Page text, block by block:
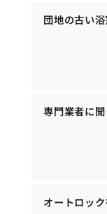
団地の古い
専門業者に
オートロッ